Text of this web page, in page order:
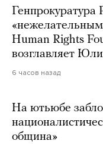
Human Rights
возглавляет
6 часов назад
На ютьюбе
община»